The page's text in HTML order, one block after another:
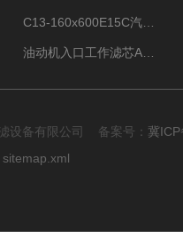
设备有限公司 备案号： 冀
sitemap.xml